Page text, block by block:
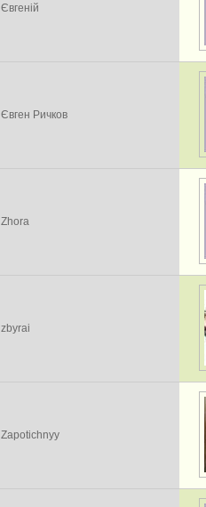
Євгеній
Євген Ричков
Zhora
zbyrai
Zapotichnyy